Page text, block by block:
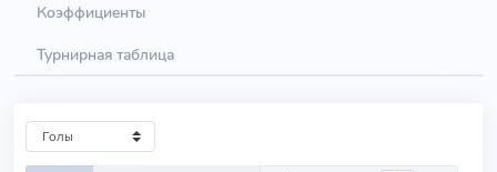
Коэффициенты
Турнирная таблица